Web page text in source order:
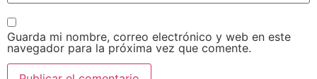
Guarda mi nombre, correo electrónico y web en este
navegador para la próxima vez que comente.